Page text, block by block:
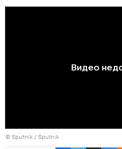
© Sputnik / Sputnik